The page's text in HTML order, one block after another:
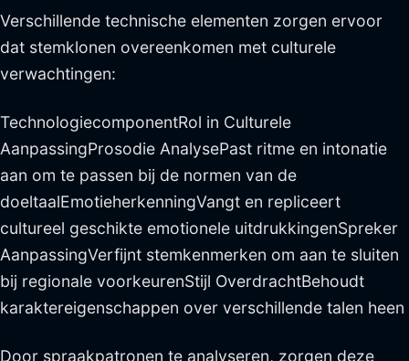
Verschillende technische elementen zorgen ervoor
dat stemklonen overeenkomen met culturele
verwachtingen:
TechnologiecomponentRol in Culturele
AanpassingProsodie AnalysePast ritme en intonatie
aan om te passen bij de normen van de
doeltaalEmotieherkenningVangt en repliceert
cultureel geschikte emotionele uitdrukkingenSpreker
AanpassingVerfijnt stemkenmerken om aan te sluiten
bij regionale voorkeurenStijl OverdrachtBehoudt
karaktereigenschappen over verschillende talen heen
Door spraakpatronen te analyseren, zorgen deze